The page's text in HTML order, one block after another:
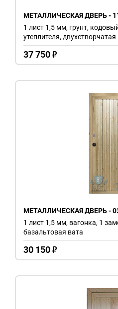
МЕТАЛЛИЧЕСКАЯ ДВЕРЬ -
37 750 o
1 лист 1,5 мм, грунт,
утеплителя, двухстворчатая
МЕТАЛЛИЧЕСКАЯ ДВЕРЬ -
30 150 o
1 лист 1,5 мм, вагонка, 1
базальтовая вата